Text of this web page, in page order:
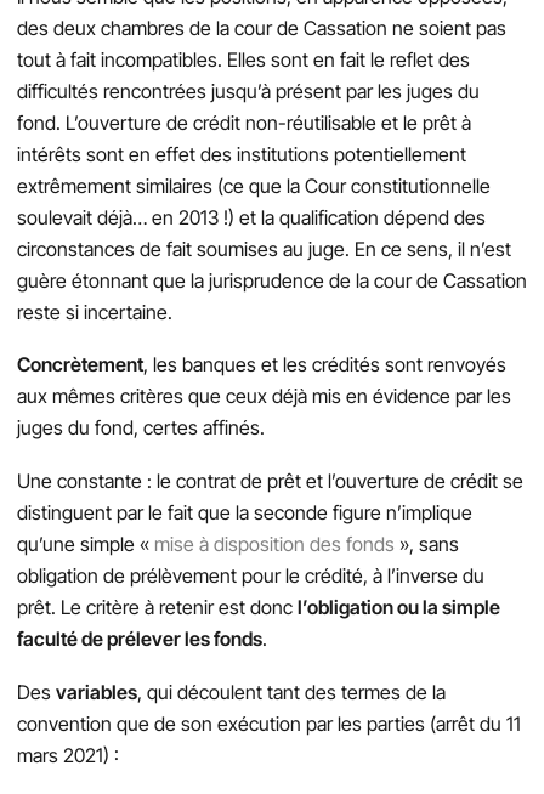
des deux chambres de la cour de Cassation ne soient pas
tout à fait incompatibles. Elles sont en fait le reflet des
difficultés rencontrées jusqu’à présent par les juges du
fond. L’ouverture de crédit non-réutilisable et le prêt à
intérêts sont en effet des institutions potentiellement
extrêmement similaires (ce que la Cour constitutionnelle
soulevait déjà… en 2013 !) et la qualification dépend des
circonstances de fait soumises au juge. En ce sens, il n’est
guère étonnant que la jurisprudence de la cour de Cassation
reste si incertaine.
Concrètement, les banques et les crédités sont renvoyés
aux mêmes critères que ceux déjà mis en évidence par les
juges du fond, certes affinés.
Une constante : le contrat de prêt et l’ouverture de crédit se
distinguent par le fait que la seconde figure n’implique
qu’une simple « mise à disposition des fonds », sans
obligation de prélèvement pour le crédité, à l’inverse du
prêt. Le critère à retenir est donc l’obligation ou la simple
faculté de prélever les fonds.
Des variables, qui découlent tant des termes de la
convention que de son exécution par les parties (arrêt du 11
mars 2021) :